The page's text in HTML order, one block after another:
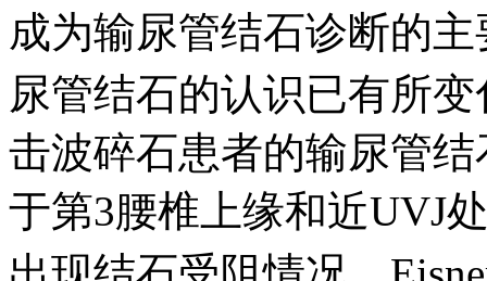
成为输尿管结石诊断的
尿管结石的认识已有所变
击波碎石患者的输尿管
于第3腰椎上缘和近UVJ